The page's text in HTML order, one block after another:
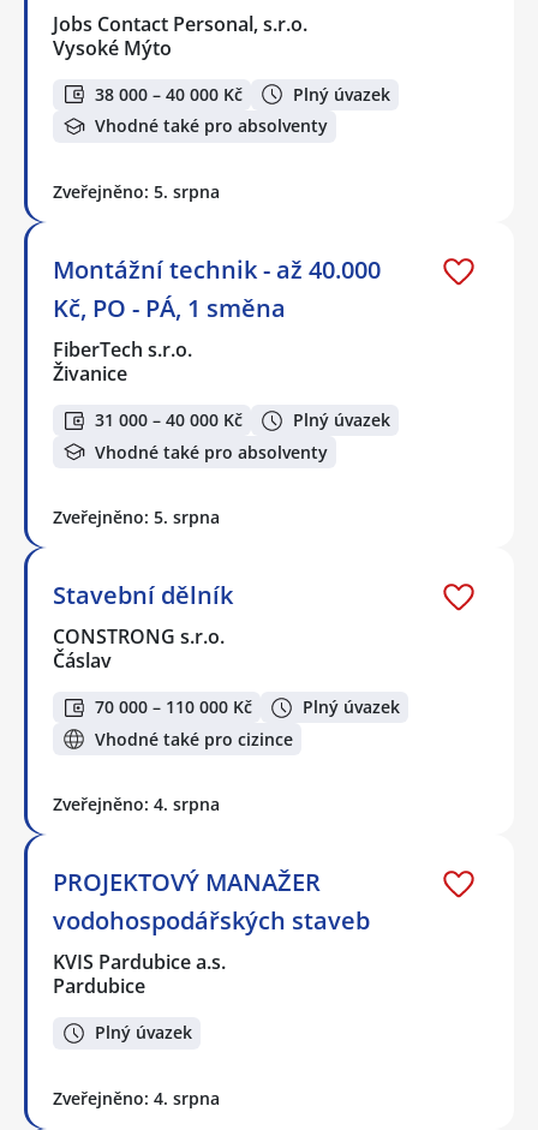
Jobs Contact Personal, s.r.o.
Vysoké Mýto
38 000 – 40 000 Kč
Plný úvazek
Vhodné také pro absolventy
Zveřejněno: 5. srpna
Montážní technik - až 40.000
Kč, PO - PÁ, 1 směna
FiberTech s.r.o.
Živanice
31 000 – 40 000 Kč
Plný úvazek
Vhodné také pro absolventy
Zveřejněno: 5. srpna
Stavební dělník
CONSTRONG s.r.o.
Čáslav
70 000 – 110 000 Kč
Plný úvazek
Vhodné také pro cizince
Zveřejněno: 4. srpna
PROJEKTOVÝ MANAŽER
vodohospodářských staveb
KVIS Pardubice a.s.
Pardubice
Plný úvazek
Zveřejněno: 4. srpna